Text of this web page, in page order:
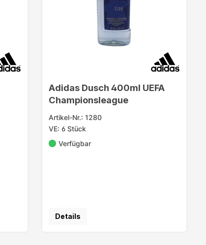
Adidas Dusch 400ml UEFA
Championsleague
Artikel-Nr.: 1280
VE: 6 Stück
Verfügbar
Details